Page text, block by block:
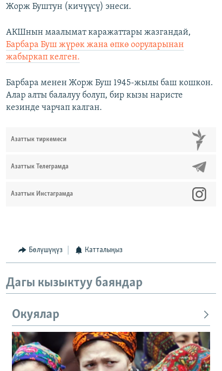
Жорж Буштун (кичүүсү) энеси.
АКШнын маалымат каражаттары жазгандай,
Барбара Буш жүрөк жана өпкө ооруларынан
жабыркап келген.
Барбара менен Жорж Буш 1945-жылы баш кошкон.
Алар алты балалуу болуп, бир кызы наристе
кезинде чарчап калган.
Азаттык тиркемеси
Азаттык Телеграмда
Азаттык Инстаграмда
Бөлүшүңүз Катталыңыз
Дагы кызыктуу баяндар
Окуялар